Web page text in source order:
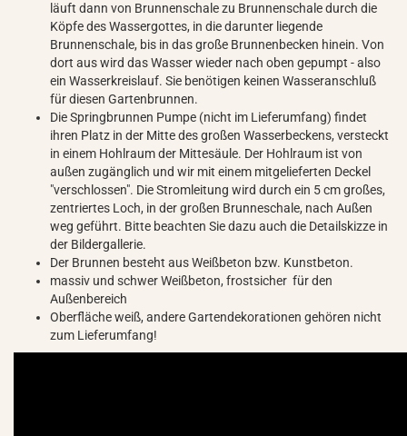
läuft dann von Brunnenschale zu Brunnenschale durch die
Köpfe des Wassergottes, in die darunter liegende
Brunnenschale, bis in das große Brunnenbecken hinein. Von
dort aus wird das Wasser wieder nach oben gepumpt - also
ein Wasserkreislauf. Sie benötigen keinen Wasseranschluß
für diesen Gartenbrunnen.
Die Springbrunnen Pumpe (nicht im Lieferumfang) findet
ihren Platz in der Mitte des großen Wasserbeckens, versteckt
in einem Hohlraum der Mittesäule. Der Hohlraum ist von
außen zugänglich und wir mit einem mitgelieferten Deckel
"verschlossen". Die Stromleitung wird durch ein 5 cm großes,
zentriertes Loch, in der großen Brunneschale, nach Außen
weg geführt. Bitte beachten Sie dazu auch die Detailskizze in
der Bildergallerie.
Der Brunnen besteht aus Weißbeton bzw. Kunstbeton.
massiv und schwer Weißbeton, frostsicher für den
Außenbereich
Oberfläche weiß, andere Gartendekorationen gehören nicht
zum Lieferumfang!